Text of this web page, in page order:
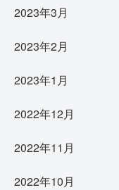
2023年3月
2023年2月
2023年1月
2022年12月
2022年11月
2022年10月